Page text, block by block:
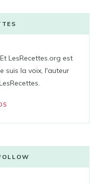
LesRecettes.org est
suis la voix, l'auteur